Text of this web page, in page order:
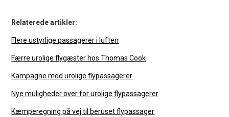
Relaterede artikler:
Flere ustyrlige passagerer i luften
Færre urolige flygæster hos Thomas Cook
Kampagne mod urolige flypassagerer
Nye muligheder over for urolige flypassagerer
Kæmperegning på vej til beruset flypassager